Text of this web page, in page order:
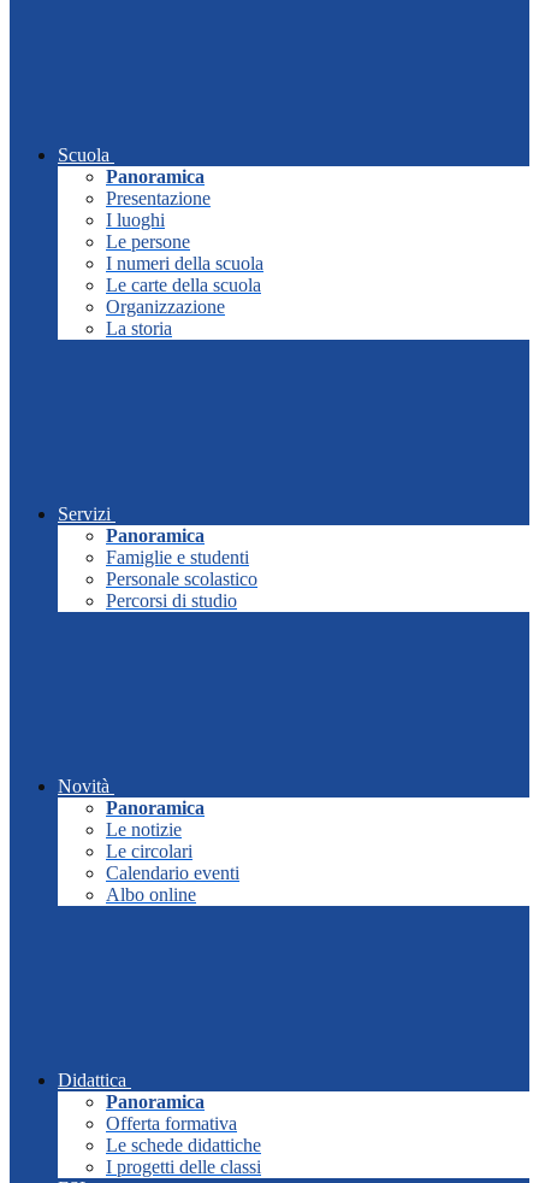
Scuola
Panoramica
Presentazione
I luoghi
Le persone
I numeri della scuola
Le carte della scuola
Organizzazione
La storia
Servizi
Panoramica
Famiglie e studenti
Personale scolastico
Percorsi di studio
Novità
Panoramica
Le notizie
Le circolari
Calendario eventi
Albo online
Didattica
Panoramica
Offerta formativa
Le schede didattiche
I progetti delle classi